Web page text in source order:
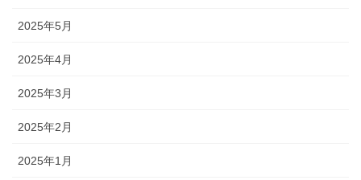
2025年5月
2025年4月
2025年3月
2025年2月
2025年1月